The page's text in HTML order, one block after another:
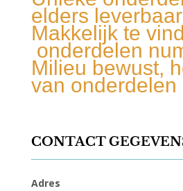
elders leverbaar
Makkelijk te
onderdelen
Milieu bewust,
van onderdelen
CONTACT
Adres